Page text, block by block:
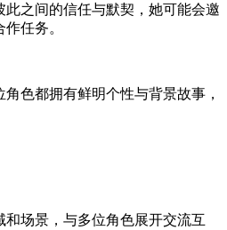
之间的信任与默契，她可能会邀
任务。
色都拥有鲜明个性与背景故事，
和场景，与多位角色展开交流互